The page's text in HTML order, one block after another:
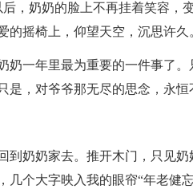
，奶奶的脸上不再挂着笑容，
摇椅上，仰望天空，沉思许久
奶一年里最为重要的一件事了
，对爷爷那无尽的思念，永恒
到奶奶家去。推开木门，只见
几个大字映入我的眼帘“年老健